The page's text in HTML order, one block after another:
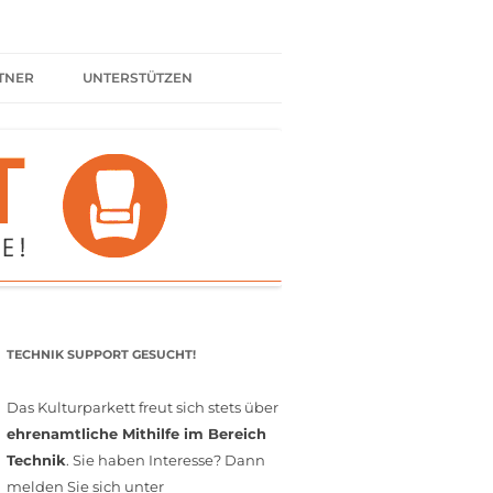
UNTERSTÜTZEN
SPENDEN
FÖRDERMITGLIED WERDEN
MITGLIEDSCHAFT
TECHNIK SUPPORT GESUCHT!
Das Kulturparkett freut sich stets über
ehrenamtliche Mithilfe im Bereich
Technik. Sie haben Interesse? Dann
melden Sie sich unter